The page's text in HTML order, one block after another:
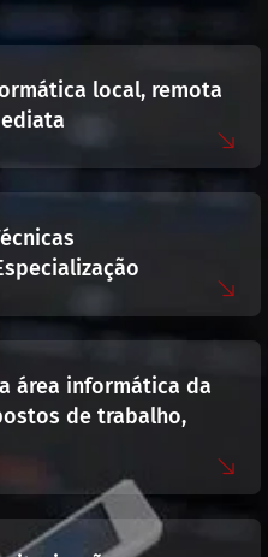
local, remota
área informática da
de trabalho,